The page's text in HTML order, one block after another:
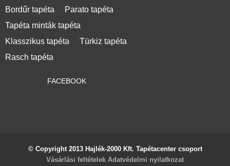
Bordűr tapéta
Parato tapéta
Tapéta minták tapéta
Klasszikus tapéta
Türkiz tapéta
Rasch tapéta
FACEBOOK
© Copyright 2013 Hajlék-2000 Kft. Tapétacenter csoport
Vásárlási feltételek Adatvédelmi nyilatkozat